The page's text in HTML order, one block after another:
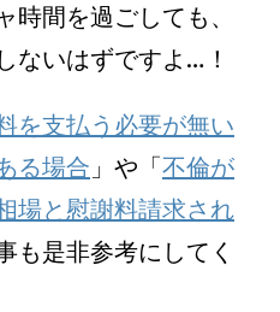
時間を過ごしても、
ないはずですよ…！
を支払う必要が無い
る場合 」や「不倫が
場と慰謝料請求され
も是非参考にしてく